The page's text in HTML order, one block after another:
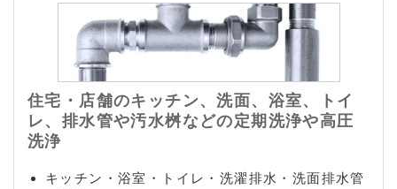
住宅・店舗のキッチン、洗面、浴室、トイ
レ、排水管や汚水桝などの定期洗浄や高圧
洗浄
キッチン・浴室・トイレ・洗濯排水・洗面排水管